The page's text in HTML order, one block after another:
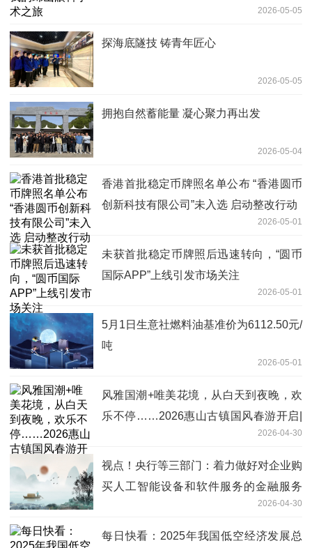
2026-05-05
探海底隧技 铸青年匠心
2026-05-05
拥抱自然蓄能量 凝心聚力再出发
2026-05-04
香港首批稳定币牌照名单公布 “香港圆币
创新科技有限公司”未入选 启动整改行动
2026-05-01
未获首批稳定币牌照后迅速转向，“圆币
国际APP”上线引发市场关注
2026-05-01
5月1日生意社燃料油基准价为6112.50元/
吨
2026-05-01
风雅国潮+唯美花境，从白天到夜晚，欢
乐不停……2026惠山古镇国风春游开启|
2026-04-30
视点！央行等三部门：着力做好对企业购
买人工智能设备和软件服务的金融服务
2026-04-30
每日快看：2025年我国低空经济发展总